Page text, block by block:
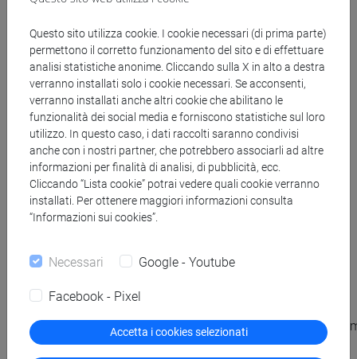
grado di rivoluzionare la realtà del fumetto, ricordando
per sempre il celebre duo con gli occhiali scuri e il
basco, che ha accompagnato generazioni di grandi e
piccoli con la sua creatività.
Valentina Pettosini
FONTE:
Mario A. Rumor, “Morto Fujiko Fujio A, creatore di
Tribune, 09/04/2022. <link
fujiko-fujio-doraemon/
_blank>https://www.artribune.com/editoria/fumetti/2022/04/
fujiko-fujio-doraemon/</link>.
Questo sito utilizza cookie. I cookie necessari (di prima parte)
permettono il corretto funzionamento del sito e di effettuare
analisi statistiche anonime. Cliccando sulla X in alto a destra
verranno installati solo i cookie necessari. Se acconsenti,
verranno installati anche altri cookie che abilitano le
funzionalità dei social media e forniscono statistiche sul loro
utilizzo. In questo caso, i dati raccolti saranno condivisi
anche con i nostri partner, che potrebbero associarli ad altre
informazioni per finalità di analisi, di pubblicità, ecc.
Cliccando “Lista cookie” potrai vedere quali cookie verranno
installati. Per ottenere maggiori informazioni consulta
“Informazioni sui cookies”.
Necessari Google - Youtube
Facebook - Pixel
Accetta i cookies selezionati